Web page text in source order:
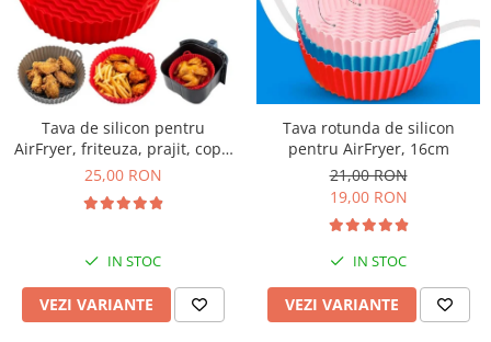
Tava de silicon pentru
AirFryer, friteuza, prajit, copt,
20cm
25,00 RON
IN STOC
VEZI VARIANTE
Tava rotunda de silicon
pentru AirFryer, 16cm
21,00 RON
19,00 RON
IN STOC
VEZI VARIANTE